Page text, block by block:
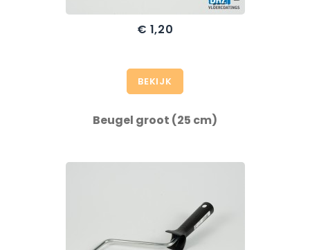
€ 1,20
BEKIJK
Beugel groot (25 cm)